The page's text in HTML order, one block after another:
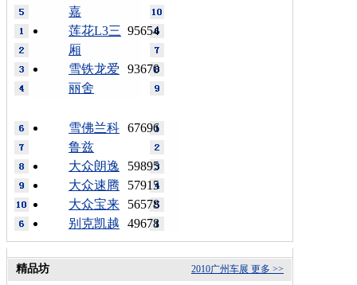
嘉
95654
莲花L3三
厢
93670
雪铁龙爱
丽舍
67696
雪佛兰科
鲁兹
59895
大众朗逸
57915
大众速腾
56578
大众宝来
49678
别克凯越
更多 >>
2010广州车展
精品坊